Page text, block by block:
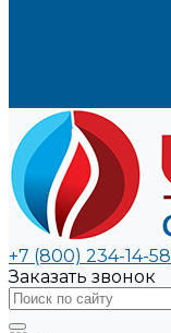
+7 (800) 234-14-58
Заказать звонок